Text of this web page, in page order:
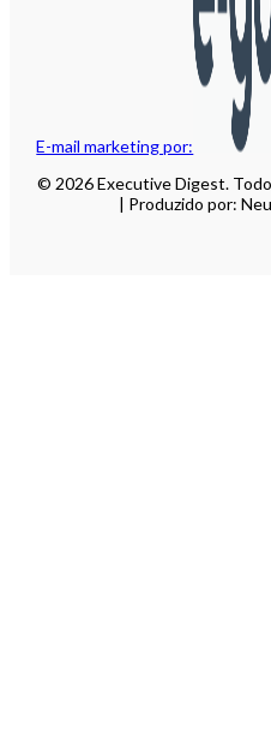
E-mail marketing por:
© 2026 Executive Digest.
| Produzido por: